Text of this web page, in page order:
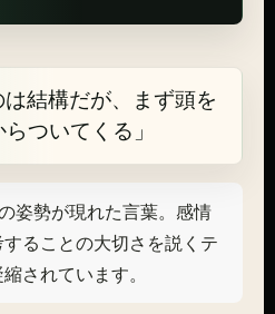
結構だが、まず頭を
ついてくる」
姿勢が現れた言葉。感情
ることの大切さを説くテ
されています。